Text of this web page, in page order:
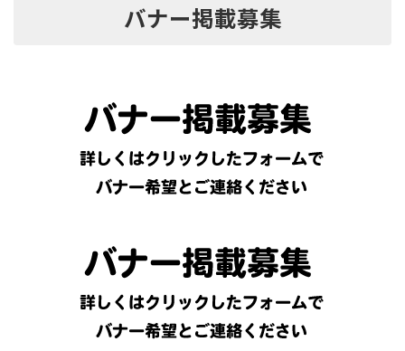
バナー掲載募集